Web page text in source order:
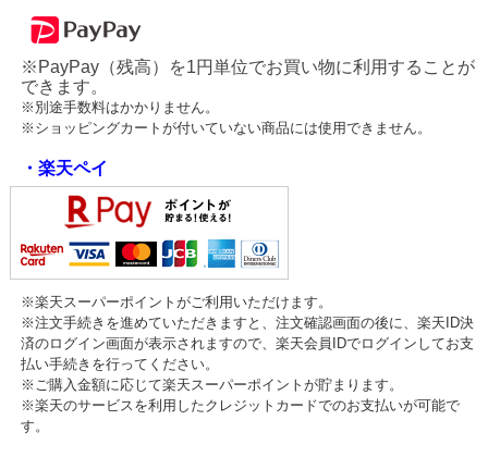
※PayPay（残高）を1円単位でお買い物に利用することが
できます。
※別途手数料はかかりません。
※ショッピングカートが付いていない商品には使用できません。
・楽天ペイ
※楽天スーパーポイントがご利用いただけます。
※注文手続きを進めていただきますと、注文確認画面の後に、楽天ID決
済のログイン画面が表示されますので、楽天会員IDでログインしてお支
払い手続きを行ってください。
※ご購入金額に応じて楽天スーパーポイントが貯まります。
※楽天のサービスを利用したクレジットカードでのお支払いが可能で
す。